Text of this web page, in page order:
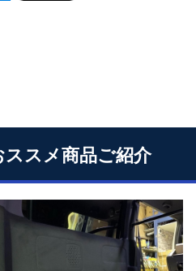
ススメ商品ご紹介